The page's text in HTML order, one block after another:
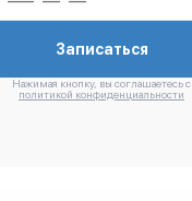
Записаться
Нажимая кнопку, вы соглашаетесь с
политикой конфиденциальности